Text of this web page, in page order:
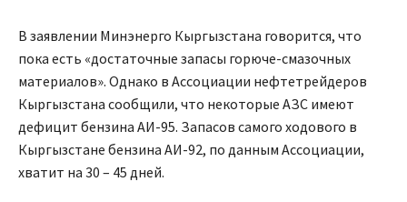
В заявлении Минэнерго Кыргызстана говорится, что
пока есть «достаточные запасы горюче-смазочных
материалов». Однако в Ассоциации нефтетрейдеров
Кыргызстана сообщили, что некоторые АЗС имеют
дефицит бензина АИ-95. Запасов самого ходового в
Кыргызстане бензина АИ-92, по данным Ассоциации,
хватит на 30 – 45 дней.